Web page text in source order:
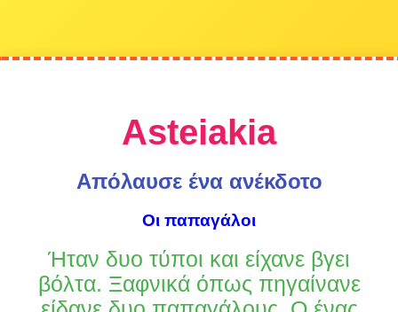
Asteiakia
Απόλαυσε ένα ανέκδοτο
Οι παπαγάλοι
Ήταν δυο τύποι και είχανε βγει
βόλτα. Ξαφνικά όπως πηγαίνανε